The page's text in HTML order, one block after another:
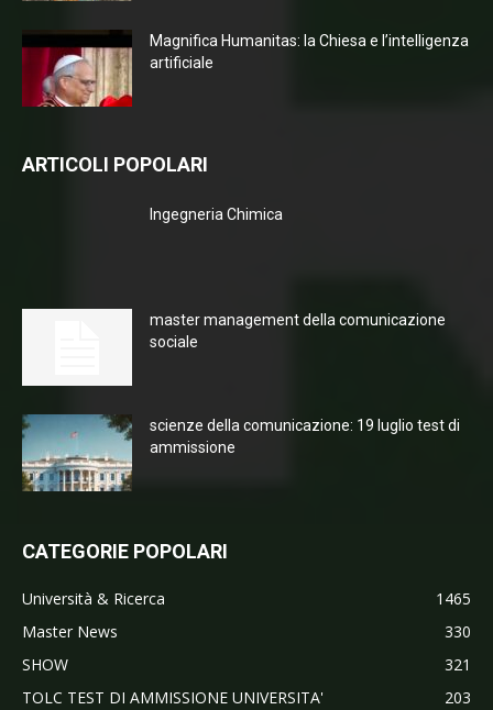
Magnifica Humanitas: la Chiesa e l’intelligenza
artificiale
ARTICOLI POPOLARI
Ingegneria Chimica
master management della comunicazione
sociale
scienze della comunicazione: 19 luglio test di
ammissione
CATEGORIE POPOLARI
Università & Ricerca
1465
Master News
330
SHOW
321
TOLC TEST DI AMMISSIONE UNIVERSITA'
203